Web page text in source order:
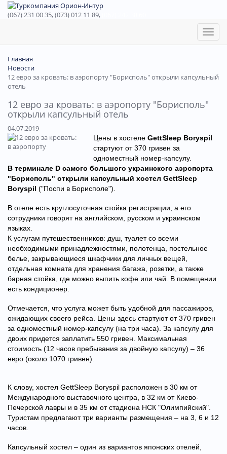
(067) 231 00 35, (073) 012 11 89,
Toggle
Главная
Новости
12 евро за кровать: в аэропорту "Борисполь" открыли капсульный
отель
12 евро за кровать: в аэропорту "Борисполь"
открыли капсульный отель
04.07.2019
Цены в хостеле GettSleep Boryspil
стартуют от 370 гривен за
одноместный номер-капсулу.
В терминале D самого большого украинского аэропорта
"Борисполь" открыли капсульный хостел GettSleep
Boryspil ("Поспи в Борисполе").
В отеле есть круглосуточная стойка регистрации, а его
сотрудники говорят на английском, русском и украинском
языках.
К услугам путешественников: душ, туалет со всеми
необходимыми принадлежностями, полотенца, постельное
белье, закрывающиеся шкафчики для личных вещей,
отдельная комната для хранения багажа, розетки, а также
барная стойка, где можно выпить кофе или чай. В помещении
есть кондиционер.
Отмечается, что услуга может быть удобной для пассажиров,
ожидающих своего рейса. Цены здесь стартуют от 370 гривен
за одноместный номер-капсулу (на три часа). За капсулу для
двоих придется заплатить 550 гривен. Максимальная
стоимость (12 часов пребывания за двойную капсулу) – 36
евро (около 1070 гривен).
К слову, хостел GettSleep Boryspil расположен в 30 км от
Международного выставочного центра, в 32 км от Киево-
Печерской лавры и в 35 км от стадиона НСК "Олимпийский".
Туристам предлагают три варианты размещения – на 3, 6 и 12
часов.
Капсульный хостел – один из вариантов японских отелей,